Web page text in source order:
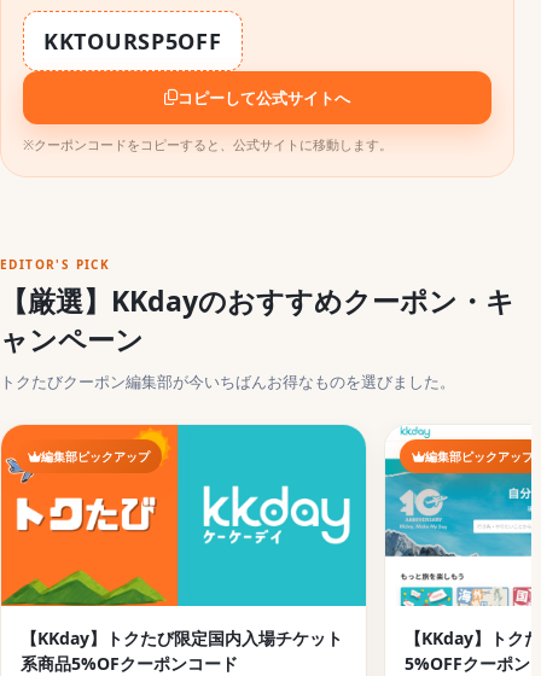
KKTOURSP5OFF
コピーして公式サイトへ
※クーポンコードをコピーすると、公式サイトに移動します。
EDITOR'S PICK
【厳選】KKdayのおすすめクーポン・キ
ャンペーン
トクたびクーポン編集部が今いちばんお得なものを選びました。
編集部ピックアップ
【KKday】トクたび限定国内入場チケット
系商品5%OFクーポンコード
編集部ピックアップ
【KKday】トク
5%OFFクーポン